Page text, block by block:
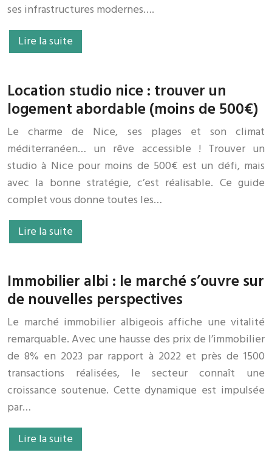
ses infrastructures modernes….
Lire la suite
Location studio nice : trouver un
logement abordable (moins de 500€)
Le charme de Nice, ses plages et son climat
méditerranéen… un rêve accessible ! Trouver un
studio à Nice pour moins de 500€ est un défi, mais
avec la bonne stratégie, c’est réalisable. Ce guide
complet vous donne toutes les…
Lire la suite
Immobilier albi : le marché s’ouvre sur
de nouvelles perspectives
Le marché immobilier albigeois affiche une vitalité
remarquable. Avec une hausse des prix de l’immobilier
de 8% en 2023 par rapport à 2022 et près de 1500
transactions réalisées, le secteur connaît une
croissance soutenue. Cette dynamique est impulsée
par…
Lire la suite